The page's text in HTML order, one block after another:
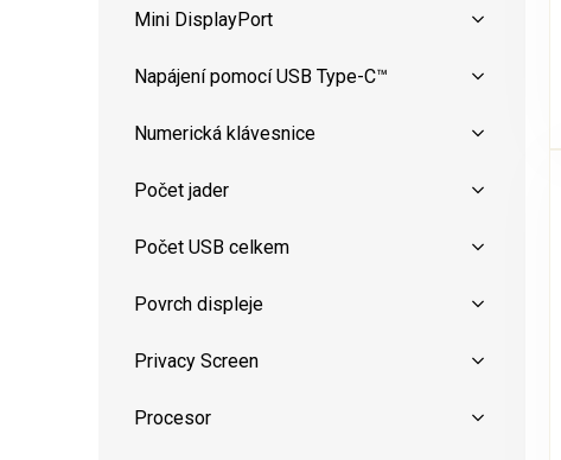
Mini DisplayPort
Napájení pomocí USB Type-C™
Numerická klávesnice
Počet jader
Počet USB celkem
Povrch displeje
Privacy Screen
Procesor